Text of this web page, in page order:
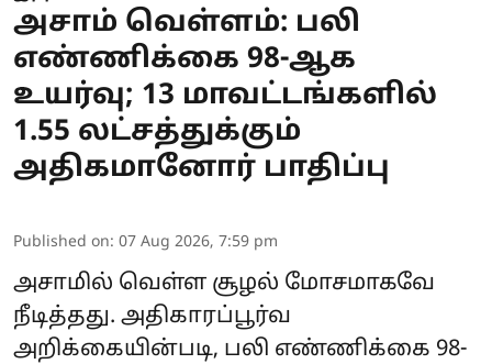
அசாம் வெள்ளம்: பலி
எண்ணிக்கை 98-ஆக
உயர்வு; 13 மாவட்டங்களில்
1.55 லட்சத்துக்கும்
அதிகமானோர் பாதிப்பு
Published on: 07 Aug 2026, 7:59 pm
அசாமில் வெள்ள சூழல் மோசமாகவே
நீடித்தது. அதிகாரப்பூர்வ
அறிக்கையின்படி, பலி எண்ணிக்கை 98-